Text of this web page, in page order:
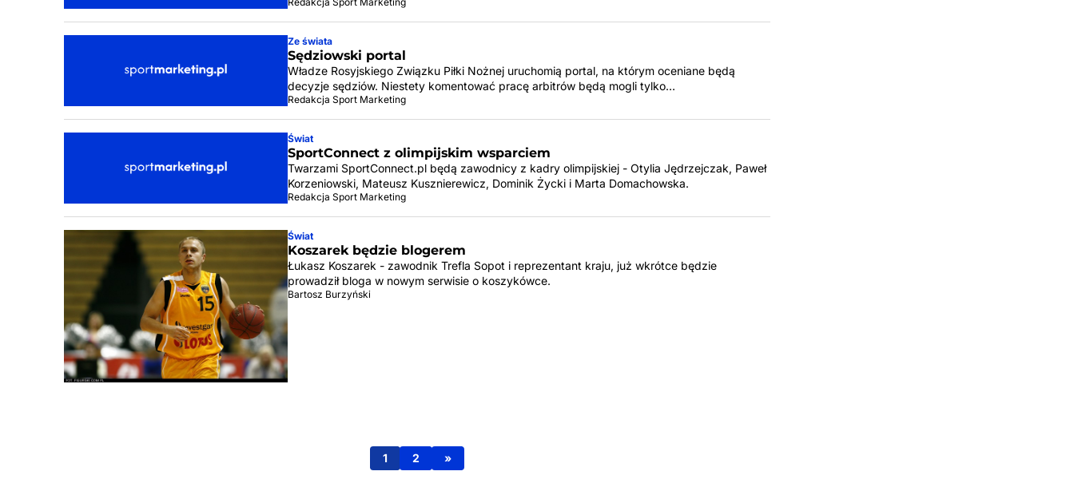
Ze świata
Sędziowski portal
Władze Rosyjskiego Związku Piłki Nożnej uruchomią portal, na którym oceniane będą
decyzje sędziów. Niestety komentować pracę arbitrów będą mogli tylko…
Redakcja Sport Marketing
Świat
SportConnect z olimpijskim wsparciem
Twarzami SportConnect.pl będą zawodnicy z kadry olimpijskiej - Otylia Jędrzejczak, Paweł
Korzeniowski, Mateusz Kusznierewicz, Dominik Życki i Marta Domachowska.
Redakcja Sport Marketing
Świat
Koszarek będzie blogerem
Łukasz Koszarek - zawodnik Trefla Sopot i reprezentant kraju, już wkrótce będzie
prowadził bloga w nowym serwisie o koszykówce.
Bartosz Burzyński
1 2 »